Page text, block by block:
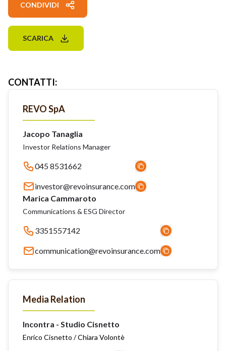
CONDIVIDI
SCARICA
CONTATTI:
REVO SpA
Jacopo Tanaglia
Investor Relations Manager
045 8531662
investor@revoinsurance.com
Marica Cammaroto
Communications & ESG Director
3351557142
communication@revoinsurance.com
Media Relation
Incontra - Studio Cisnetto
Enrico Cisnetto / Chiara Volontè